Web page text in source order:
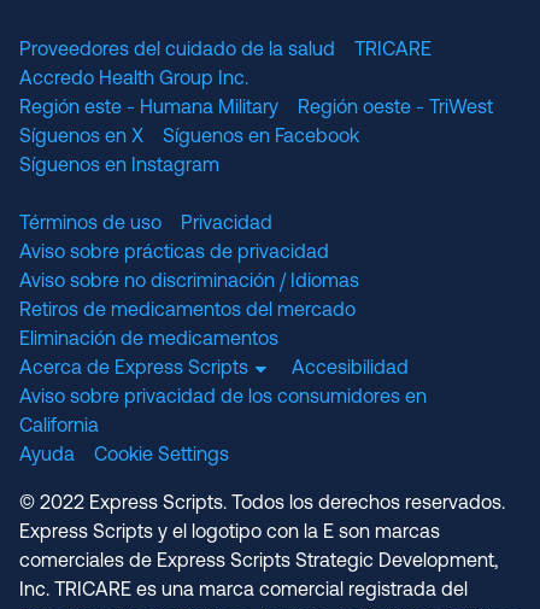
Proveedores del cuidado de la salud
TRICARE
Accredo Health Group Inc.
Región este - Humana Military
Región oeste - TriWest
Síguenos en X
Síguenos en Facebook
Síguenos en Instagram
Términos de uso
Privacidad
Aviso sobre prácticas de privacidad
Aviso sobre no discriminación / Idiomas
Retiros de medicamentos del mercado
Eliminación de medicamentos
Acerca de Express Scripts
Accesibilidad
Aviso sobre privacidad de los consumidores en
California
Ayuda
Cookie Settings
© 2022 Express Scripts. Todos los derechos reservados.
Express Scripts y el logotipo con la E son marcas
comerciales de Express Scripts Strategic Development,
Inc. TRICARE es una marca comercial registrada del